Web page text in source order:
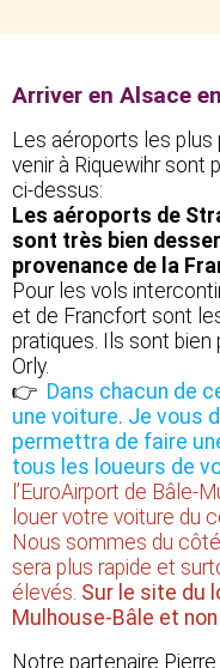
Arriver en Alsace
Les aéroports les plus
venir à Riquewihr sont
ci-dessus:
Les aéroports de
sont très bien
provenance de la
Pour les vols
et de Francfort sont
pratiques. Ils sont bien
Orly.
👉 Dans chacun de
une voiture. Je vous
permettra de faire
tous les loueurs de
l’EuroAirport de Bâle-
louer votre voiture du
Nous sommes du
sera plus rapide et
élevés. Sur le site du
Mulhouse-Bâle et
Notre partenaire